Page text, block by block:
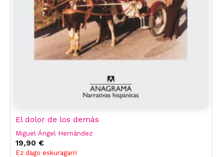
El dolor de los demás
Miguel Ángel Hernández
19,90 €
Ez dago eskuragarri